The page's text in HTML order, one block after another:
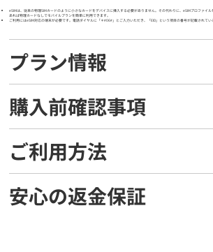
eSIMは、従来の物理SIMカードのように小さなカードをデバイスに挿入する必要がありません。その代わりに、eSIMプロファイ
あれば物理カードなしでモバイルプランを簡単に利用できます。
ご利用にはeSIM対応の端末が必要です。電話ダイヤルに「＊#06#」とご入力いただき、「EID」という項目の番号が記載されてい
プラン情報
購入前確認事項
ご利用方法
安心の返金保証